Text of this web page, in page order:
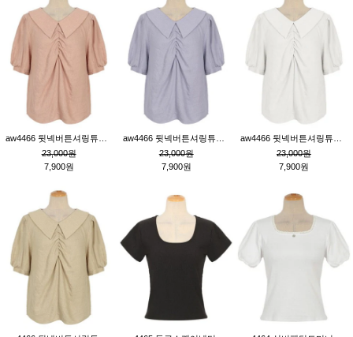
23,000원
7,900원
23,000원
7,900원
23,000원
7,900원